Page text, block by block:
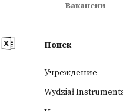
Вакансии
Поиск
Учреждение
Wydział